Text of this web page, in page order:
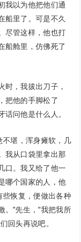
我以为他把他们通
船里了。可是不久
尽管这样，他也打
船舱里，仿佛死了
时，我拔出刀子，
把他的手脚松了
问他是什么人。
不堪，浑身瘫软，几
我从口袋里拿出那
口。我又给了他一
哪个国家的人，他
些恢复，便做出各种
。”先生，”我把我所
回头再说吧。